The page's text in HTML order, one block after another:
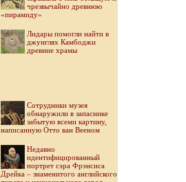
чрезвычайно древнюю
«пирамиду»
Лидары помогли найти в
джунглях Камбоджи
древние храмы
Cотрудники музея
обнаружили в запаснике
забытую всеми картину,
написанную Отто ван Вееном
Недавно
идентифицированный
портрет сэра Фрэнсиса
Дрейка – знаменитого английского